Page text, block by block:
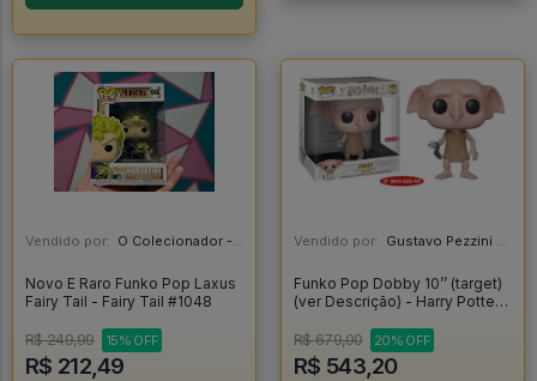
Vendido por: O Colecionador - SP
Novo E Raro Funko Pop Laxus
Fairy Tail - Fairy Tail #1048
R$ 249,99 15% OFF
R$ 212,49
Vendido por: Gustavo Pezzini - MG
Funko Pop Dobby 10’’ (target)
(ver Descrição) - Harry Potter
R$ 679,00
20% OFF
R$ 543,20